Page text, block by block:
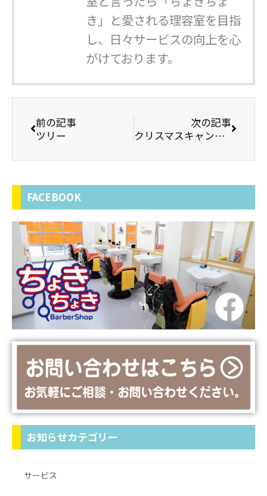
き」と愛される理容室を目指
し、日々サービスの向上を心
がけております。
前の記事
ツリー
次の記事
クリスマスキャンペーンそろそろ
FACEBOOK
お知らせカテゴリー
サービス